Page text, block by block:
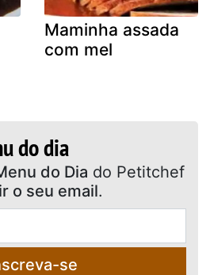
Maminha assada
com mel
do dia
do Dia do Petitchef
o seu email.
se